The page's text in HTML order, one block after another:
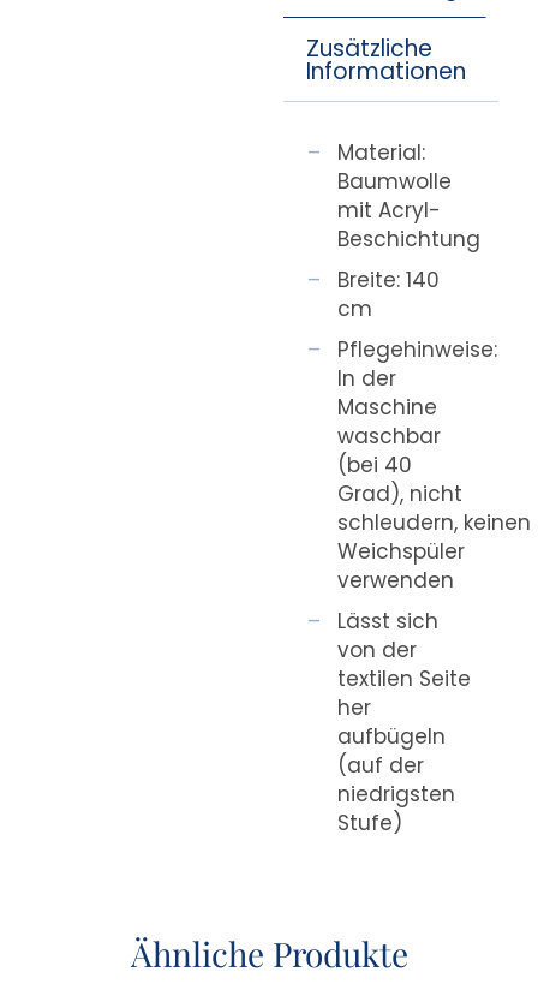
Zusätzliche
Informationen
Material:
Baumwolle
mit Acryl-
Beschichtung
Breite: 140
cm
Pflegehinweise:
In der
Maschine
waschbar
(bei 40
Grad), nicht
schleudern, keinen
Weichspüler
verwenden
Lässt sich
von der
textilen Seite
her
aufbügeln
(auf der
niedrigsten
Stufe)
Ähnliche Produkte